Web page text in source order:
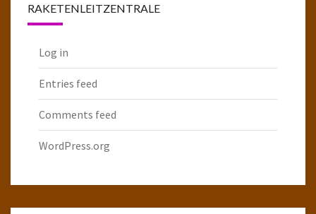
RAKETENLEITZENTRALE
Log in
Entries feed
Comments feed
WordPress.org